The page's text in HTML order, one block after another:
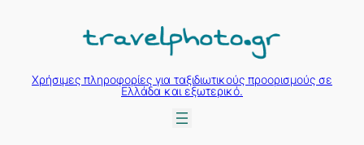
περιεχόμενο
Χρήσιμες πληροφορίες για ταξιδιωτικούς προορισμούς σε
Ελλάδα και εξωτερικό.